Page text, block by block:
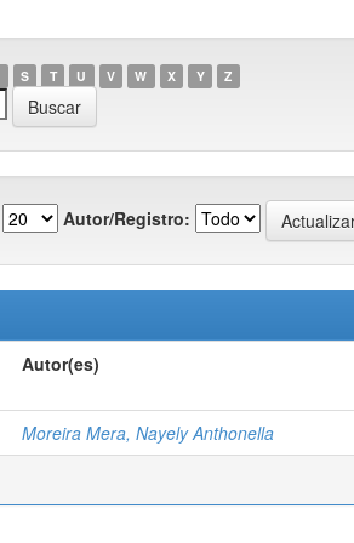
S T U V W X Y Z
Autor/Registro:
Autor(es)
Moreira Mera, Nayely Anthonella